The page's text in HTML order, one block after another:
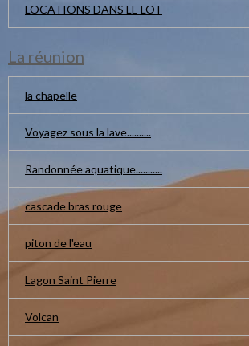
LOCATIONS DANS LE LOT
La réunion
la chapelle
Voyagez sous la lave..........
Randonnée aquatique...........
cascade bras rouge
piton de l'eau
Lagon Saint Pierre
Volcan